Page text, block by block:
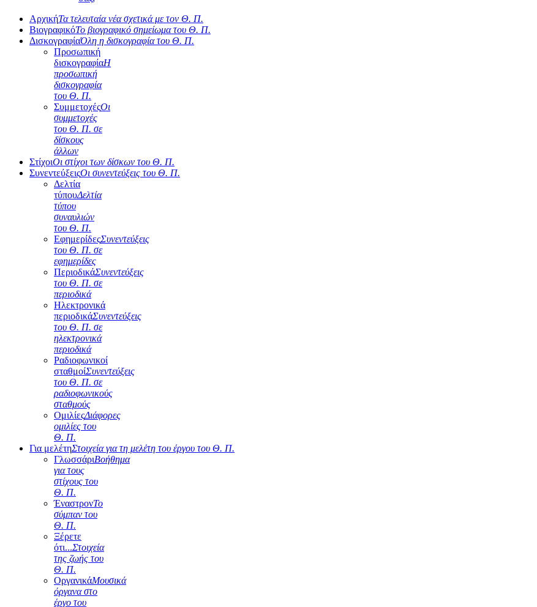
ΑρχικήΤα τελευταία νέα σχετικά με τον Θ. Π.
ΒιογραφικόΤο βιογραφικό σημείωμα του Θ. Π.
ΔισκογραφίαΌλη η δισκογραφία του Θ. Π.
Προσωπική
δισκογραφίαΗ
προσωπική
δισκογραφία
του Θ. Π.
ΣυμμετοχέςΟι
συμμετοχές
του Θ. Π. σε
δίσκους
άλλων
ΣτίχοιΟι στίχοι των δίσκων του Θ. Π.
ΣυνεντεύξειςΟι συνεντεύξεις του Θ. Π.
Δελτία
τύπουΔελτία
τύπου
συναυλιών
του Θ. Π.
ΕφημερίδεςΣυνεντεύξεις
του Θ. Π. σε
εφημερίδες
ΠεριοδικάΣυνεντεύξεις
του Θ. Π. σε
περιοδικά
Ηλεκτρονικά
περιοδικάΣυνεντεύξεις
του Θ. Π. σε
ηλεκτρονικά
περιοδικά
Ραδιοφωνικοί
σταθμοίΣυνεντεύξεις
του Θ. Π. σε
ραδιοφωνικούς
σταθμούς
ΟμιλίεςΔιάφορες
ομιλίες του
Θ. Π.
Για μελέτηΣτοιχεία για τη μελέτη του έργου του Θ. Π.
ΓλωσσάριΒοήθημα
για τους
στίχους του
Θ. Π.
ΈναστρονΤο
σύμπαν του
Θ. Π.
Ξέρετε
ότι...Στοιχεία
της ζωής του
Θ. Π.
ΟργανικάΜουσικά
όργανα στο
έργο του